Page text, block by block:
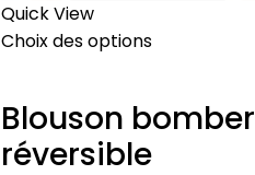
Quick View
Choix des options
Blouson bomber
réversible